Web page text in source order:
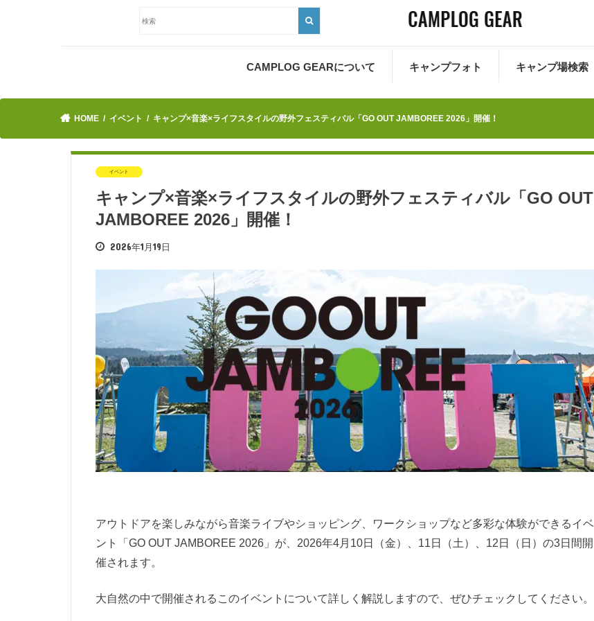
CAMPLOG GEARについて キャンプフォト キャンプ場検索
HOME イベント キャンプ×音楽×ライフスタイルの野外フェスティバル「GO OUT JAMBOREE 2026」開催！
イベント
キャンプ×音楽×ライフスタイルの野外フェスティバル「GO OUT
JAMBOREE 2026」開催！
2026年1月19日
アウトドアを楽しみながら音楽ライブやショッピング、ワークショップなど多彩な体験ができるイベ
ント「GO OUT JAMBOREE 2026」が、2026年4月10日（金）、11日（土）、12日（日）の3日間開
催されます。
大自然の中で開催されるこのイベントについて詳しく解説しますので、ぜひチェックしてください。